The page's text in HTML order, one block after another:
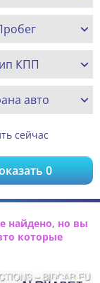
КПП
авто
сейчас
0
найдено, но вы
которые